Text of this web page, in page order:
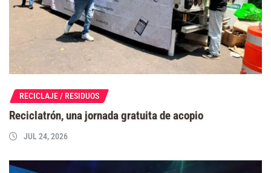
RECICLAJE / RESIDUOS
Reciclatrón, una jornada gratuita de acopio
JUL 24, 2026